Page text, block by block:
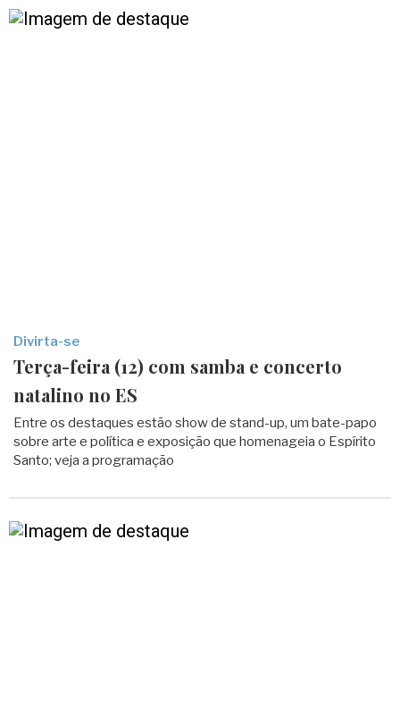
Divirta-se
Terça-feira (12) com samba e concerto
natalino no ES
Entre os destaques estão show de stand-up, um bate-papo
sobre arte e política e exposição que homenageia o Espírito
Santo; veja a programação